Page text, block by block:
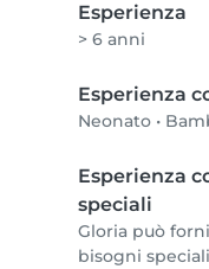
Esperienza
> 6 anni
Esperienza
Neonato •
Esperienza
speciali
Gloria può
bisogni